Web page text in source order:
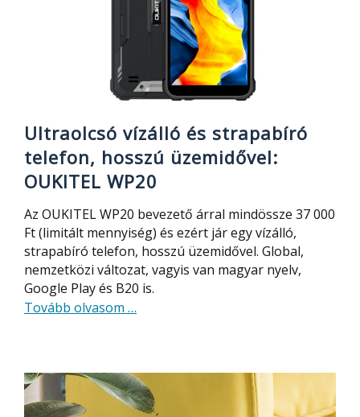
most
nagyon
Ultraolcsó vízálló és strapabíró
telefon, hosszú üzemidővel:
OUKITEL WP20
Az OUKITEL WP20 bevezető árral mindössze 37 000
Ft (limitált mennyiség) és ezért jár egy vízálló,
strapabíró telefon, hosszú üzemidővel. Global,
nemzetközi változat, vagyis van magyar nyelv,
Google Play és B20 is.
Tovább olvasom about
strapabíró
telefon,
…